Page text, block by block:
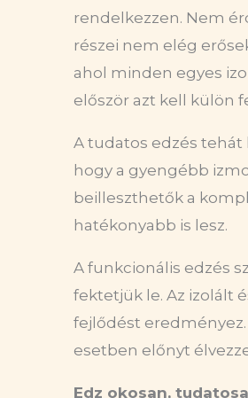
rendelkezzen. Nem
részei nem elég
ahol minden egyes
először azt kell külön
A tudatos edzés tehát
hogy a gyengébb
beilleszthetők a
hatékonyabb is lesz.
A funkcionális edzés
fektetjük le. Az izolált
fejlődést
esetben előnyt
Edz okosan,